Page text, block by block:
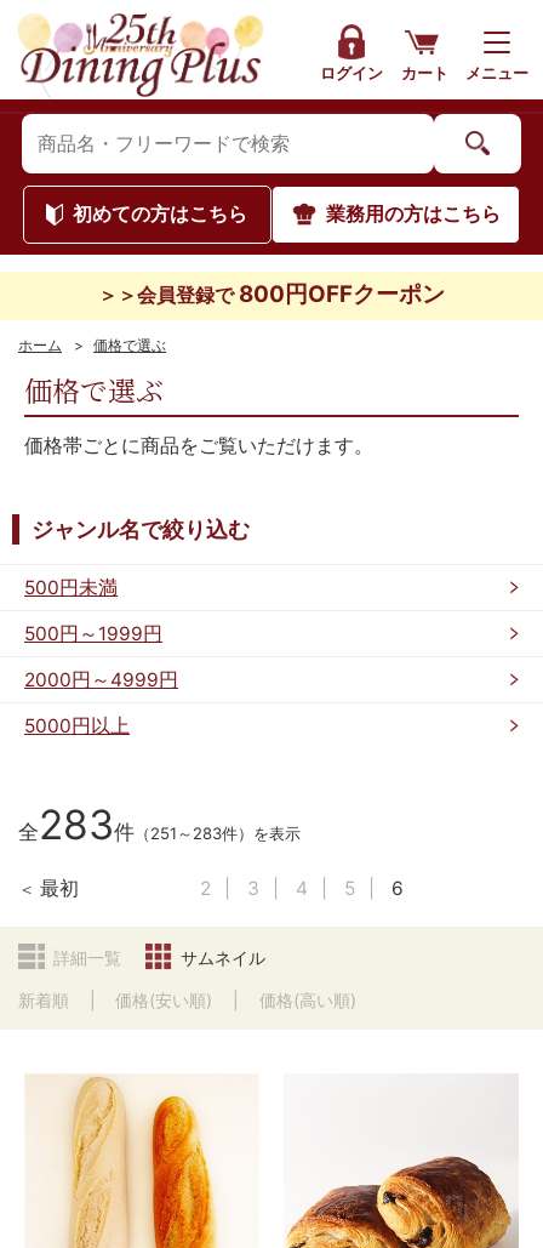
ログイン カート メニュー
初めての方はこちら 業務用の方はこちら
＞＞会員登録で 800円OFFクーポン
ホーム > 価格で選ぶ
価格で選ぶ
価格帯ごとに商品をご覧いただけます。
ジャンル名で絞り込む
500円未満
500円～1999円
2000円～4999円
5000円以上
全283件 （251～283件）を表示
最初 2 3 4 5 6
詳細一覧 サムネイル
新着順 価格(安い順) 価格(高い順)